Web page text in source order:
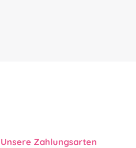
Unsere Zahlungsarten